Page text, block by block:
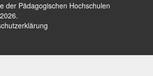
der Pädagogischen Hochschulen